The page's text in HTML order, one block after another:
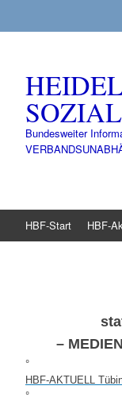
Bundesweiter
Inhalt
HBF-Start HBF-
– MEDIEN
°
HBF-AKTUELL
°